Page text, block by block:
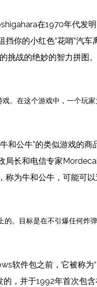
在1970年代发
你的小红色“花哨”汽车
挑战的绝妙的智力拼图。
。在这个游戏中，一个玩
和公牛”的类似游戏的商
局长和电信专家
为牛和公牛，可能可以
。目标是在不引爆任何炸
软件包之前，它被称为
，并于1992年首次包含